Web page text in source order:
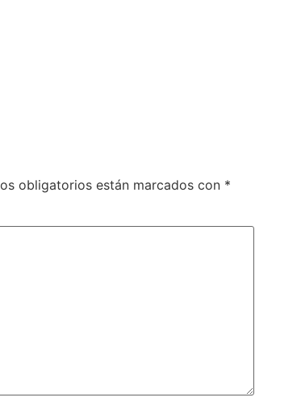
obligatorios están marcados con *